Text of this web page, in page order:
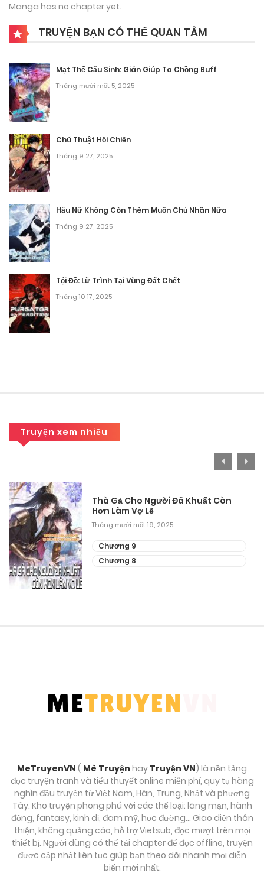
Manga has no chapter yet.
TRUYỆN BẠN CÓ THỂ QUAN TÂM
Mạt Thế Cẩu Sinh: Gián Giúp Ta Chồng Buff
Tháng mười một 5, 2025
Chú Thuật Hồi Chiến
Tháng 9 27, 2025
Hầu Nữ Không Còn Thèm Muốn Chủ Nhân Nữa
Tháng 9 27, 2025
Tội Đồ: Lữ Trình Tại Vùng Đất Chết
Tháng 10 17, 2025
Truyện xem nhiều
Thà Gả Cho Người Đã Khuất Còn
Hơn Làm Vợ Lẽ
Tháng mười một 19, 2025
Chương 9
Chương 8
MeTruyenVN ( Mê Truyện hay Truyện VN) là nền tảng
đọc truyện tranh và tiểu thuyết online miễn phí, quy tụ hàng
nghìn đầu truyện từ Việt Nam, Hàn, Trung, Nhật và phương
Tây. Kho truyện phong phú với các thể loại: lãng mạn, hành
động, fantasy, kinh dị, đam mỹ, học đường… Giao diện thân
thiện, không quảng cáo, hỗ trợ Vietsub, đọc mượt trên mọi
thiết bị. Người dùng có thể tải chapter để đọc offline, truyện
được cập nhật liên tục giúp bạn theo dõi nhanh mọi diễn
biến mới nhất.